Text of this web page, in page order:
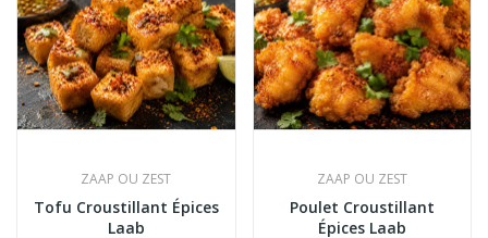
ZAAP OU ZEST
Tofu Croustillant Épices
Laab
ZAAP OU ZEST
Poulet Croustillant
Épices Laab